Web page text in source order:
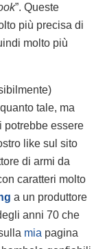
”. Queste
più precisa di
molto più
tale, ma
potrebbe essere
like sul sito
di armi da
caratteri molto
a un produttore
anni 70 che
mia pagina